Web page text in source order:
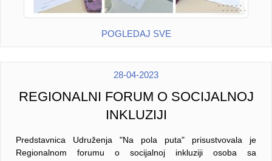
POGLEDAJ SVE
28-04-2023
REGIONALNI FORUM O SOCIJALNOJ
INKLUZIJI
Predstavnica Udruženja "Na pola puta" prisustvovala je
Regionalnom forumu o socijalnoj inkluziji osoba sa